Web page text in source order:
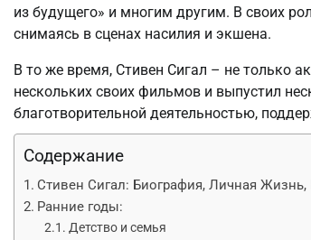
из будущего» и многим другим. В своих
снимаясь в сценах насилия и экшена.
В то же время, Стивен Сигал – не только
нескольких своих фильмов и выпустил
благотворительной деятельностью,
Содержание
Стивен Сигал: Биография, Личная
Ранние годы:
Детство и семья